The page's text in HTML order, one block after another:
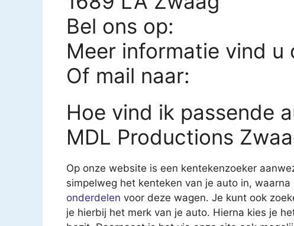
Bel ons op:
Meer informatie vind u
Of mail naar:
Hoe vind ik passende
MDL Productions
Op onze website is een kentekenzoeker
simpelweg het kenteken van je auto in,
onderdelen voor deze wagen. Je kunt ook
je hierbij het merk van je auto. Hierna kies je